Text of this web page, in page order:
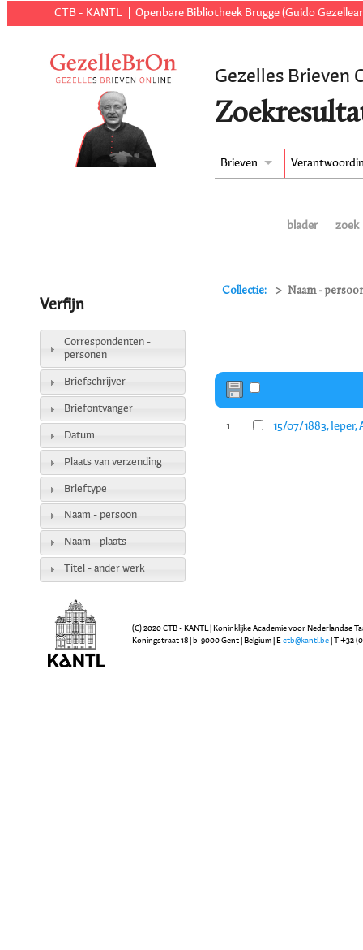
CTB - KANTL Openbare Bibliotheek Brugge (Guido
Gezelles Brieven
Brieven
blader zoek
Collectie: Naam -
1 15/07/1883,
Verfijn
Correspondenten -
personen
Briefschrijver
Briefontvanger
Datum
Plaats van verzending
Brieftype
Naam - persoon
Naam - plaats
Titel - ander werk
(C) 2020 CTB - KANTL | Koninklijke Academie voor Nederlandse
Koningstraat 18 | b-9000 Gent | Belgium | E ctb@kantl.be | T +32